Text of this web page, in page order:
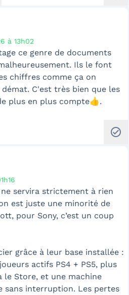
à 13h02
ce genre de documents
Ils le font
chiffres comme ça on
C'est très bien que les
plus en plus compte👍.
check_circle
ne servira strictement à rien
est juste une minorité de
pour Sony, c’est un coup
grâce à leur base installée :
actifs PS4 + PS5, plus
le Store, et une machine
sans interruption. Les pertes